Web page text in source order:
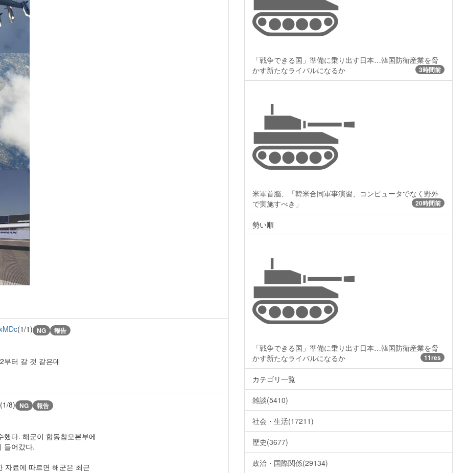
(1/1) NG 報告
부터 갈 것 같은데
(1/8) NG 報告
다. 해군이 합동참모본부에
들어갔다.
자료에 따르면 해군은 최근
「戦争できる国」準備に乗り出す日本…韓国防衛産業を脅
かす新たなライバルになるか
3時間前
米軍首脳、「韓米合同軍事演習、コンピュータでなく野外
で実施すべき」
20時間前
勢い順
「戦争できる国」準備に乗り出す日本…韓国防衛産業を脅
かす新たなライバルになるか
11res
カテゴリ一覧
雑談(5410)
社会・生活(17211)
歴史(3677)
政治・国際関係(29134)